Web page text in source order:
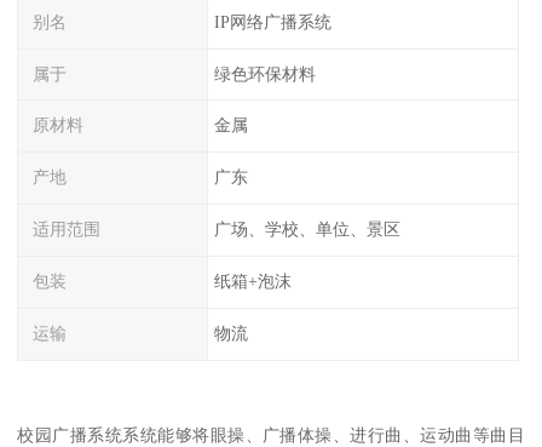
别名 IP网络广播系统
属于 绿色环保材料
原材料 金属
产地 广东
适用范围 广场、学校、单位、景区
包装 纸箱+泡沫
运输 物流
校园广播系统系统能够将眼操、广播体操、进行曲、运动曲等曲目